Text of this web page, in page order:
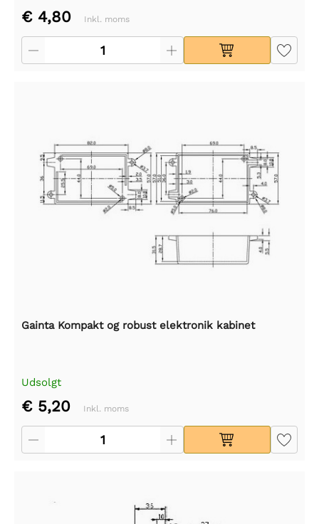
€ 4,80 Inkl. moms
Gainta Kompakt og robust elektronik kabinet
Udsolgt
€ 5,20 Inkl. moms